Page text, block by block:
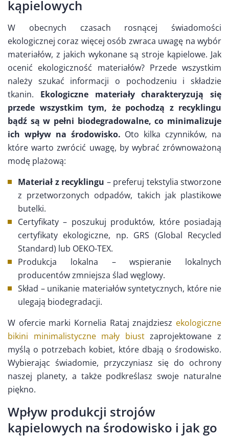
kąpielowych
W obecnych czasach rosnącej świadomości
ekologicznej coraz więcej osób zwraca uwagę na wybór
materiałów, z jakich wykonane są stroje kąpielowe. Jak
ocenić ekologiczność materiałów? Przede wszystkim
należy szukać informacji o pochodzeniu i składzie
tkanin. Ekologiczne materiały charakteryzują się
przede wszystkim tym, że pochodzą z recyklingu
bądź są w pełni biodegradowalne, co minimalizuje
ich wpływ na środowisko. Oto kilka czynników, na
które warto zwrócić uwagę, by wybrać zrównoważoną
modę plażową:
Materiał z recyklingu – preferuj tekstylia stworzone
z przetworzonych odpadów, takich jak plastikowe
butelki.
Certyfikaty – poszukuj produktów, które posiadają
certyfikaty ekologiczne, np. GRS (Global Recycled
Standard) lub OEKO-TEX.
Produkcja lokalna – wspieranie lokalnych
producentów zmniejsza ślad węglowy.
Skład – unikanie materiałów syntetycznych, które nie
ulegają biodegradacji.
W ofercie marki Kornelia Rataj znajdziesz ekologiczne
bikini minimalistyczne mały biustzaprojektowane z
myślą o potrzebach kobiet, które dbają o środowisko.
Wybierając świadomie, przyczyniasz się do ochrony
naszej planety, a także podkreślasz swoje naturalne
piękno.
Wpływ produkcji strojów
kąpielowych na środowisko i jak go